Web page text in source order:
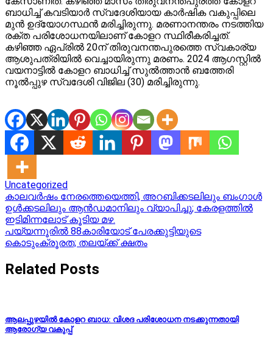
ബാധിച്ച് കവടിയാര്‍ സ്വദേശിയായ കാര്‍ഷിക വകുപ്പിലെ
മുൻ ഉദ്യോഗസ്ഥൻ മരിച്ചിരുന്നു. മരണാനന്തരം നടത്തിയ
രക്ത പരിശോധനയിലാണ് കോളറ സ്ഥിരീകരിച്ചത്.
കഴിഞ്ഞ ഏപ്രിൽ 20ന് തിരുവനന്തപുരത്തെ സ്വകാര്യ
ആശുപത്രിയിൽ വെച്ചായിരുന്നു മരണം. 2024 ആഗസ്റ്റിൽ
വയനാട്ടിൽ കോളറ ബാധിച്ച് സുൽത്താൻ ബത്തേരി
നൂൽപ്പുഴ സ്വദേശി വിജില (30) മരിച്ചിരുന്നു.
Uncategorized
Post
navigation
കാലവർഷം നേരത്തെയെത്തി, അറബിക്കടലിലും ബംഗാൾ
ഉൾക്കടലിലും ആൻഡമാനിലും വ്യാപിച്ചു; കേരളത്തിൽ
ഇടിമിന്നലോട് കൂടിയ മഴ.
പയ്യന്നൂരിൽ 88കാരിയോട് പേരക്കുട്ടിയുടെ
കൊടുംക്രൂരത; തലയ്ക്ക് ക്ഷതം
Related Posts
ആലപ്പുഴയിൽ കോളറ ബാധ: വിശദ പരിശോധന നടക്കുന്നതായി
ആരോഗ്യ വകുപ്പ്